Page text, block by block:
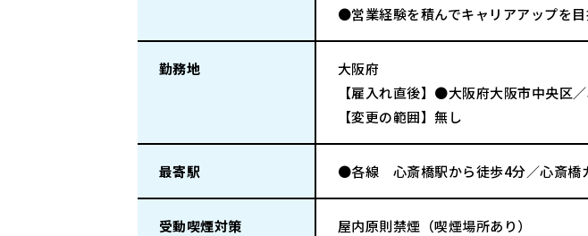
●営業経験を積んでキャリアアップを
勤務地
大阪府
【雇入れ直後】●大阪府大阪市中央区
【変更の範囲】無し
最寄駅 ●各線 心斎橋駅から徒歩4分／心斎橋
受動喫煙対策 屋内原則禁煙（喫煙場所あり）